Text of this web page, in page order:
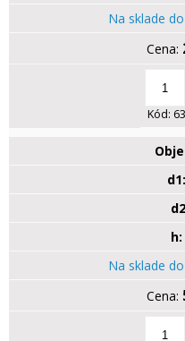
Na sklade
Kód:
d1:
h:
Na sklade